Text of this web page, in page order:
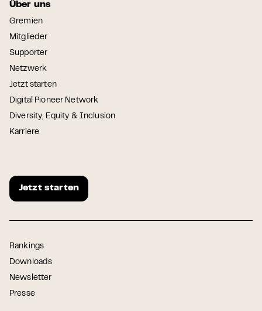
Über uns
Gremien
Mitglieder
Supporter
Netzwerk
Jetzt starten
Digital Pioneer Network
Diversity, Equity & Inclusion
Karriere
Jetzt starten
Rankings
Downloads
Newsletter
Presse